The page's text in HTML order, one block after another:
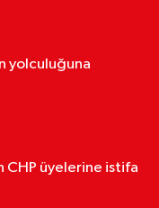
yolculuğuna
CHP üyelerine istifa